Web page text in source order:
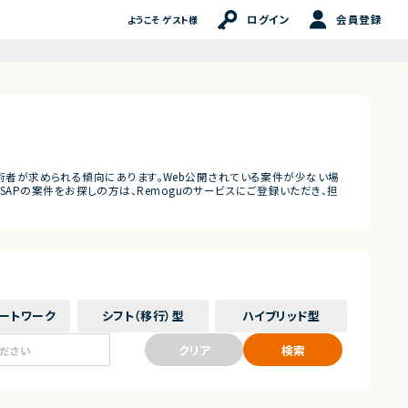
ようこそ ゲスト様 ログイン 会員登録
が求められる傾向にあります。Web公開されている案件が少ない場
の案件をお探しの方は、Remoguのサービスにご登録いただき、担
トワーク シフト（移行） 型 ハイブリッド型
クリア 検索